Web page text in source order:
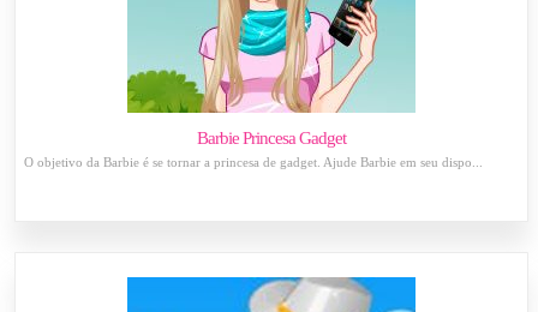
Barbie Princesa Gadget
O objetivo da Barbie é se tornar a princesa de gadget. Ajude Barbie em seu dispo...